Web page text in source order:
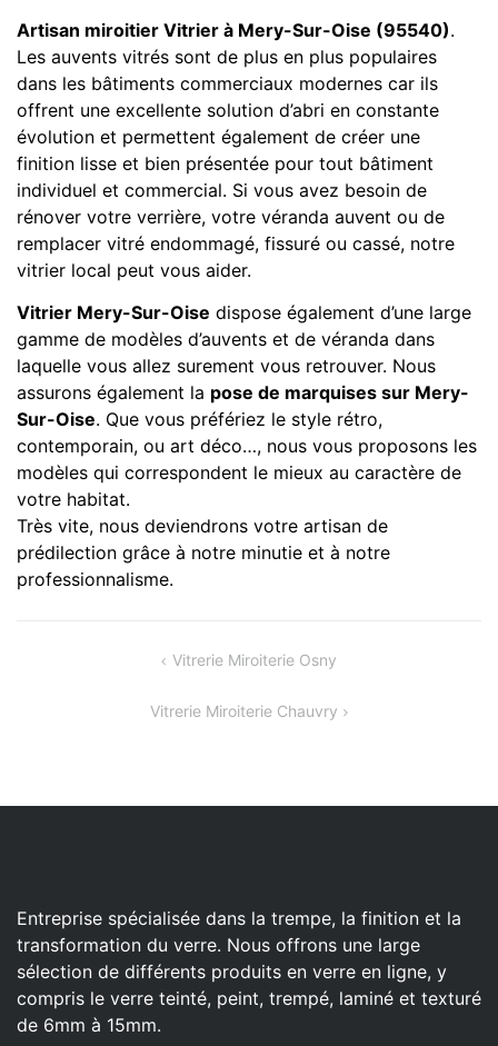
Artisan miroitier Vitrier à Mery-Sur-Oise (95540).
Les auvents vitrés sont de plus en plus populaires
dans les bâtiments commerciaux modernes car ils
offrent une excellente solution d’abri en constante
évolution et permettent également de créer une
finition lisse et bien présentée pour tout bâtiment
individuel et commercial. Si vous avez besoin de
rénover votre verrière, votre véranda auvent ou de
remplacer vitré endommagé, fissuré ou cassé, notre
vitrier local peut vous aider.
Vitrier Mery-Sur-Oise dispose également d’une large
gamme de modèles d’auvents et de véranda dans
laquelle vous allez surement vous retrouver. Nous
assurons également la pose de marquises sur Mery-
Sur-Oise. Que vous préfériez le style rétro,
contemporain, ou art déco…, nous vous proposons les
modèles qui correspondent le mieux au caractère de
votre habitat.
Très vite, nous deviendrons votre artisan de
prédilection grâce à notre minutie et à notre
professionnalisme.
Vitrerie Miroiterie Osny
Vitrerie Miroiterie Chauvry
Entreprise spécialisée dans la trempe, la finition et la
transformation du verre. Nous offrons une large
sélection de différents produits en verre en ligne, y
compris le verre teinté, peint, trempé, laminé et texturé
de 6mm à 15mm.